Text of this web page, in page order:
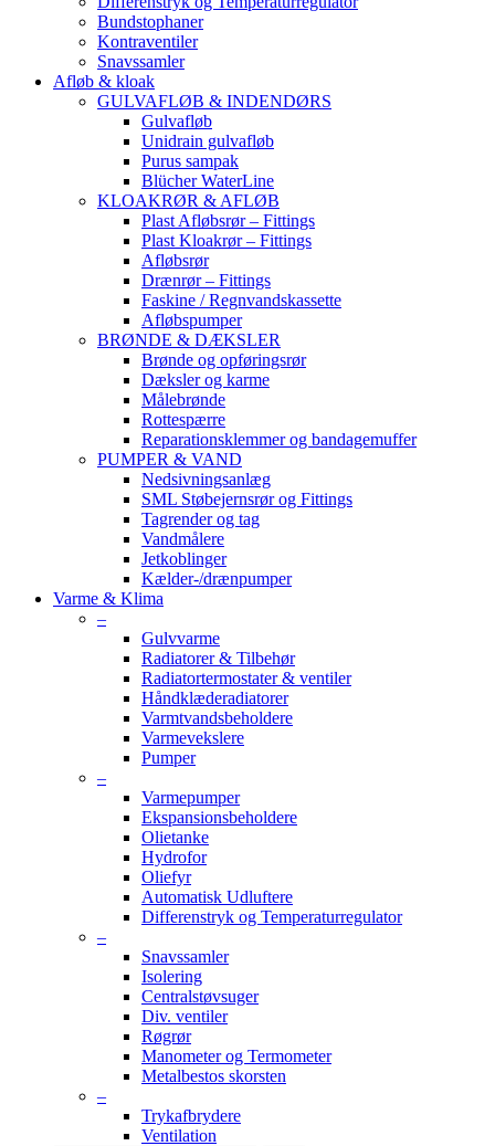
Bundstophaner
Kontraventiler
Snavssamler
Afløb & kloak
GULVAFLØB & INDENDØRS
Gulvafløb
Unidrain gulvafløb
Purus sampak
Blücher WaterLine
KLOAKRØR & AFLØB
Plast Afløbsrør – Fittings
Plast Kloakrør – Fittings
Afløbsrør
Drænrør – Fittings
Faskine / Regnvandskassette
Afløbspumper
BRØNDE & DÆKSLER
Brønde og opføringsrør
Dæksler og karme
Målebrønde
Rottespærre
Reparationsklemmer og bandagemuffer
PUMPER & VAND
Nedsivningsanlæg
SML Støbejernsrør og Fittings
Tagrender og tag
Vandmålere
Jetkoblinger
Kælder-/drænpumper
Varme & Klima
–
Gulvvarme
Radiatorer & Tilbehør
Radiatortermostater & ventiler
Håndklæderadiatorer
Varmtvandsbeholdere
Varmevekslere
Pumper
–
Varmepumper
Ekspansionsbeholdere
Olietanke
Hydrofor
Oliefyr
Automatisk Udluftere
Differenstryk og Temperaturregulator
–
Snavssamler
Isolering
Centralstøvsuger
Div. ventiler
Røgrør
Manometer og Termometer
Metalbestos skorsten
–
Trykafbrydere
Ventilation